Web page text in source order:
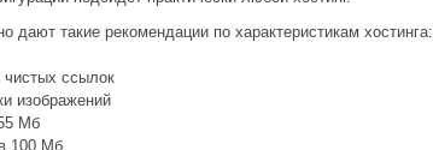
дают такие рекомендации по характеристикам хостинга:
ссылок
изображений
Мб
100 Мб